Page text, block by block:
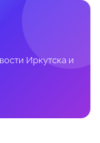
Иркутска и